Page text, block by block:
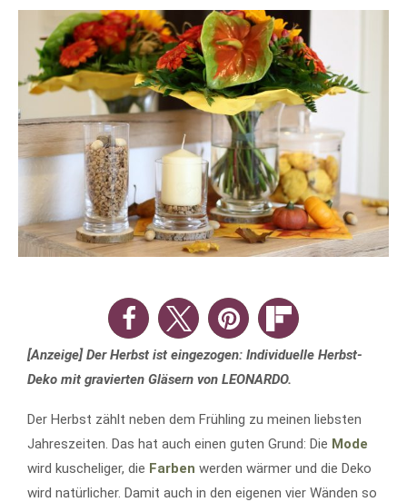
[Anzeige] Der Herbst ist eingezogen: Individuelle Herbst-
Deko mit gravierten Gläsern von LEONARDO.
Der Herbst zählt neben dem Frühling zu meinen liebsten
Jahreszeiten. Das hat auch einen guten Grund: Die Mode
wird kuscheliger, die Farben werden wärmer und die Deko
wird natürlicher. Damit auch in den eigenen vier Wänden so